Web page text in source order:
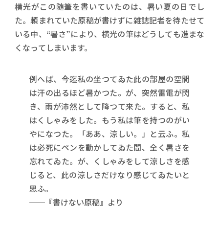
横光がこの随筆を書いていたのは、暑い夏の日でし
た。頼まれていた原稿が書けずに雑誌記者を待たせて
いる中、“暑さ”により、横光の筆はどうしても進まな
くなってしまいます。
例へば、今迄私の坐つてゐた此の部屋の空間
は汗の出るほど暑かつた。が、突然雷電が閃
き、雨が沛然として降つて来た。すると、私
はくしゃみをした。もう私は筆を持つのがい
やになつた。「ああ、涼しい。」と云ふ。私
は必死にペンを動かしてゐた間、全く暑さを
忘れてゐた。が、くしゃみをして涼しさを感
じると、此の涼しさだけなり感じてゐたいと
思ふ。
──『書けない原稿』より